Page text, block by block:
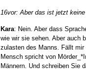
16vor: Aber das ist jetzt
Kara: Nein. Aber dass
wie wir sie sehen. Aber auch
zulasten des Manns. Fällt
Mensch spricht von
Männern. Und schreiben Sie